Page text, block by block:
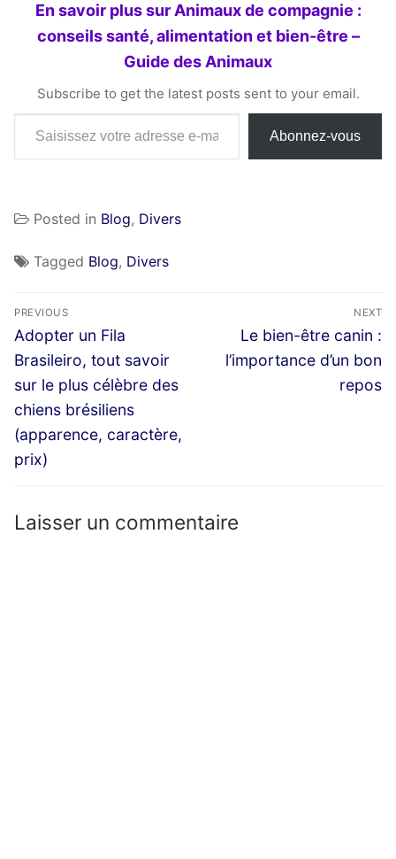
En savoir plus sur Animaux de compagnie :
conseils santé, alimentation et bien-être –
Guide des Animaux
Subscribe to get the latest posts sent to your email.
Saisissez votre adresse e-mail…
Abonnez-vous
Posted in Blog, Divers
Tagged Blog, Divers
Navigation
de
l’article
PREVIOUS
Previous
post:
Adopter un Fila
Brasileiro, tout savoir
sur le plus célèbre des
chiens brésiliens
(apparence, caractère,
prix)
NEXT
Next
post:
Le bien-être canin :
l’importance d’un bon
repos
Laisser un commentaire